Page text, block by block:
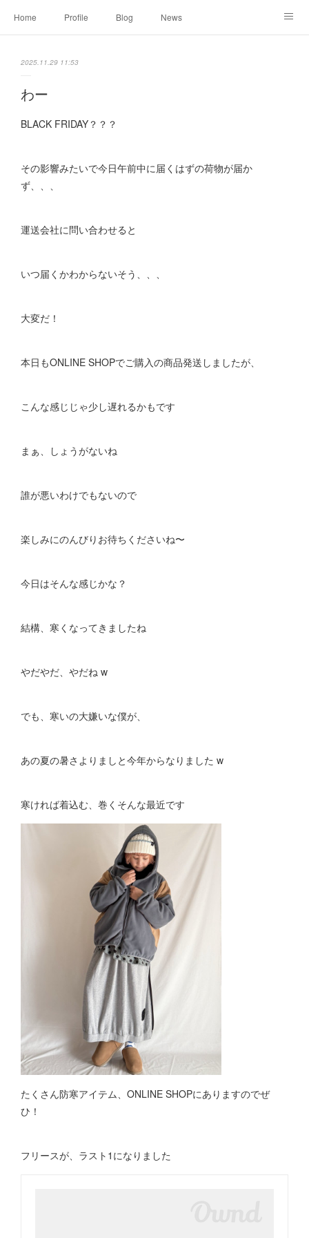
Home Profile Blog News
2025.11.29 11:53
わー
BLACK FRIDAY？？？
その影響みたいで今日午前中に届くはずの荷物が届か
ず、、、
運送会社に問い合わせると
いつ届くかわからないそう、、、
大変だ！
本日もONLINE SHOPでご購入の商品発送しましたが、
こんな感じじゃ少し遅れるかもです
まぁ、しょうがないね
誰が悪いわけでもないので
楽しみにのんびりお待ちくださいね〜
今日はそんな感じかな？
結構、寒くなってきましたね
やだやだ、やだね w
でも、寒いの大嫌いな僕が、
あの夏の暑さよりましと今年からなりました w
寒ければ着込む、巻くそんな最近です
たくさん防寒アイテム、ONLINE SHOPにありますのでぜ
ひ！
フリースが、ラスト1になりました